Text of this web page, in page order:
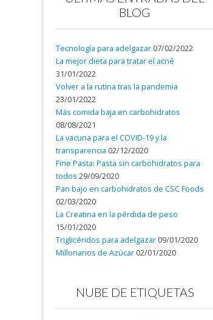
BLOG
Tecnología para adelgazar 07/02/2022
La mejor dieta para tratar el acné
31/01/2022
Volver a la rutina tras la pandemia
23/01/2022
Más comida baja en carbohidratos
08/08/2021
La vacuna para el COVID-19 y la
transparencia 02/12/2020
Fine Pasta: Pasta sin carbohidratos para
todos 29/09/2020
Pan bajo en carbohidratos de CSC Foods
02/03/2020
La Creatina en la pérdida de peso
15/01/2020
Triglicéridos para adelgazar 09/01/2020
Millonarios de Azúcar 02/01/2020
NUBE DE ETIQUETAS